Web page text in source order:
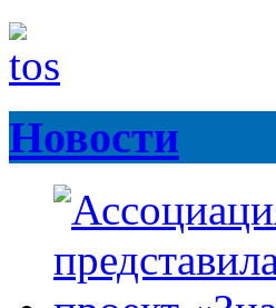
Новости